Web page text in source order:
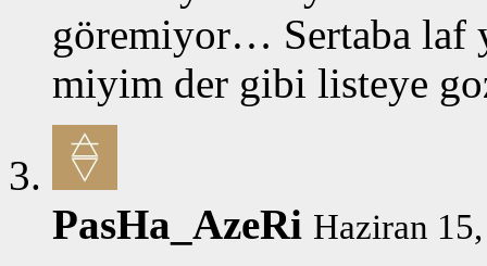
göremiyor… Sertaba laf
miyim der gibi listeye
PasHa_AzeRi Haziran